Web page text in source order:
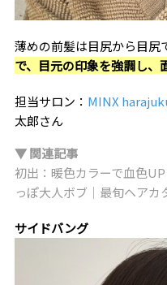
薄めの前髪は目尻から目尻
で、目元の印象を強調し、
担当サロン： MINX
太郎さん
▼ 関連記事
初出：暖色カラーで血色
っぽ大人ボブ｜最旬ヘアカ
サイドバング